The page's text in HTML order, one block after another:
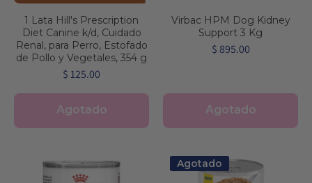
1 Lata Hill's Prescription
Diet Canine k/d, Cuidado
Renal, para Perro, Estofado
de Pollo y Vegetales, 354 g
$ 125.00
Agotado
Virbac HPM Dog Kidney
Support 3 Kg
$ 895.00
Agotado
Agotado